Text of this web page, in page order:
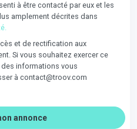
à être contacté par eux et les
amplement décrites dans
et de rectification aux
Si vous souhaitez exercer ce
informations vous
à contact@troov.com
annonce